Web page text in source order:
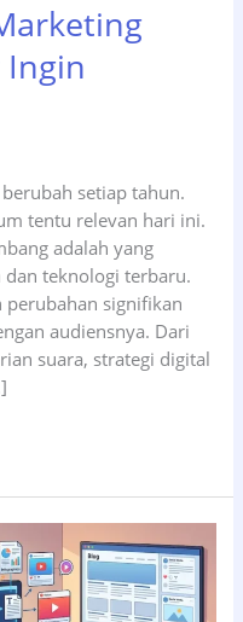
setiap tahun.
tentu relevan hari ini.
adalah yang
teknologi terbaru.
signifikan
audiensnya. Dari
suara, strategi digital